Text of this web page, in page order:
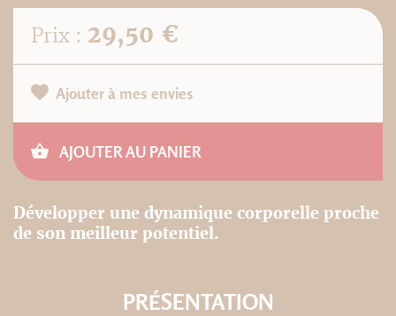
Prix : 29,50 €
Ajouter à mes envies
AJOUTER AU PANIER
Développer une dynamique corporelle proche
de son meilleur potentiel.
PRÉSENTATION